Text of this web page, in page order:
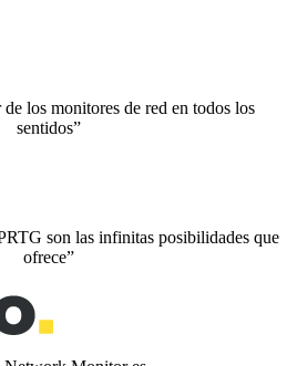
los monitores de red en todos los
sentidos”
son las infinitas posibilidades que
ofrece”